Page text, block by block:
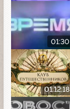
01:30
01:12:18